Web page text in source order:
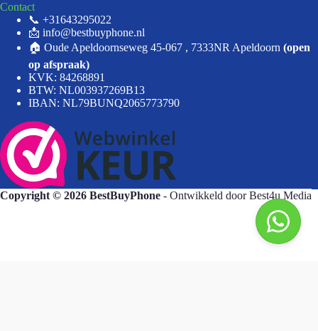
Contact
📞 +31643295022
📩 info@bestbuyphone.nl
🏠 Oude Apeldoornseweg 45-067 , 7333NR Apeldoorn (open
op afspraak)
KVK: 84268891
BTW: NL003937269B13
IBAN: NL79BUNQ2065773790
Copyright © 2026 BestBuyPhone - Ontwikkeld doorBest4u Media